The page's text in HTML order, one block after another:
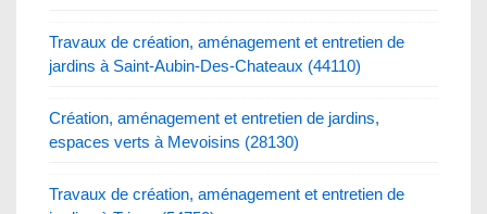
Travaux de création, aménagement et entretien de
jardins à Saint-Aubin-Des-Chateaux (44110)
Création, aménagement et entretien de jardins,
espaces verts à Mevoisins (28130)
Travaux de création, aménagement et entretien de